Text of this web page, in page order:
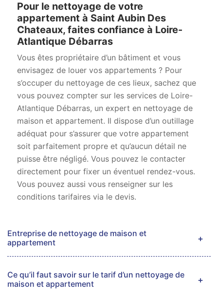
Pour le nettoyage de votre
appartement à Saint Aubin Des
Chateaux, faites confiance à Loire-
Atlantique Débarras
Vous êtes propriétaire d’un bâtiment et vous
envisagez de louer vos appartements ? Pour
s’occuper du nettoyage de ces lieux, sachez que
vous pouvez compter sur les services de Loire-
Atlantique Débarras, un expert en nettoyage de
maison et appartement. Il dispose d’un outillage
adéquat pour s’assurer que votre appartement
soit parfaitement propre et qu’aucun détail ne
puisse être négligé. Vous pouvez le contacter
directement pour fixer un éventuel rendez-vous.
Vous pouvez aussi vous renseigner sur les
conditions tarifaires via le devis.
Entreprise de nettoyage de maison et
appartement
Ce qu’il faut savoir sur le tarif d’un nettoyage de
maison et appartement